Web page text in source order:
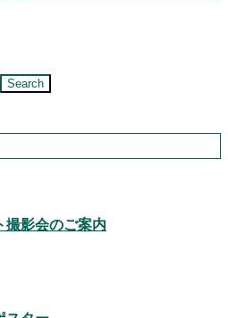
撮影会のご案内